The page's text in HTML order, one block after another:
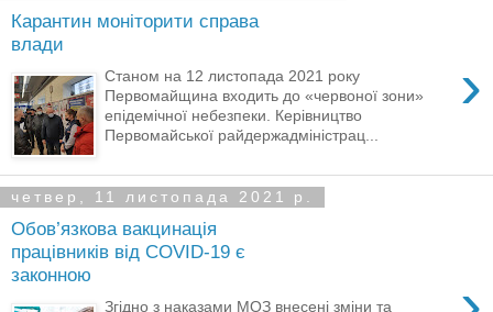
Карантин моніторити справа
влади
›
Станом на 12 листопада 2021 року
Первомайщина входить до «червоної зони»
епідемічної небезпеки. Керівництво
Первомайської райдержадміністрац...
четвер, 11 листопада 2021 р.
Обов’язкова вакцинація
працівників від COVID-19 є
законною
Згідно з наказами МОЗ внесені зміни та